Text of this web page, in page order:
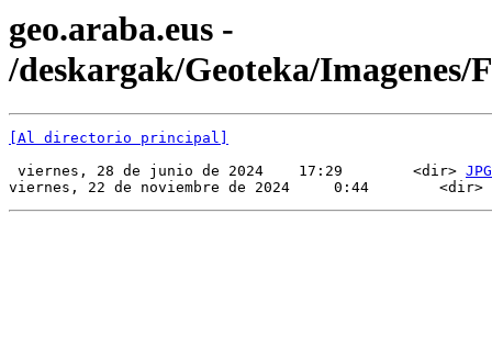
geo.araba.eus -
/deskargak/Geoteka/Imagenes/
[Al directorio principal]
viernes, 28 de junio de 2024    17:29        <dir> JPG
viernes, 22 de noviembre de 2024     0:44        <dir>